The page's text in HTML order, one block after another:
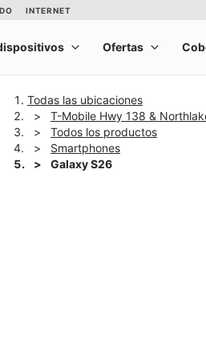
Todas las ubicaciones
T-Mobile Hwy 138 &
Todos los productos
Smartphones
Galaxy S26
This carousel shows one large